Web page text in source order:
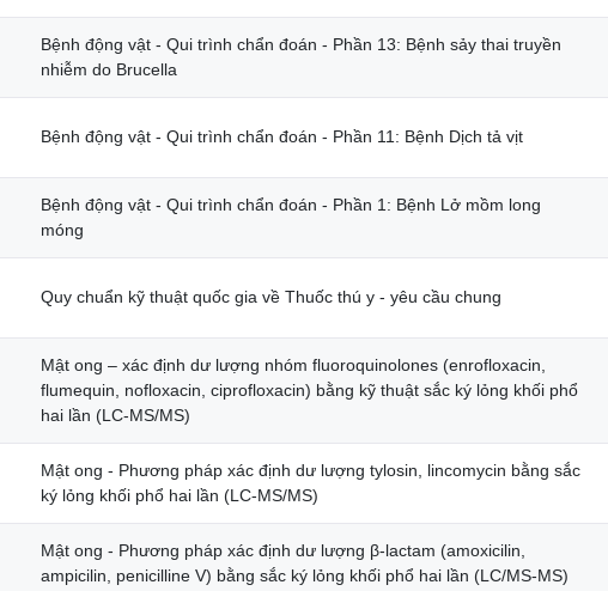
Bệnh động vật - Qui trình chẩn đoán - Phần 13: Bệnh sảy thai truyền
nhiễm do Brucella
Bệnh động vật - Qui trình chẩn đoán - Phần 11: Bệnh Dịch tả vịt
Bệnh động vật - Qui trình chẩn đoán - Phần 1: Bệnh Lở mồm long
móng
Quy chuẩn kỹ thuật quốc gia về Thuốc thú y - yêu cầu chung
Mật ong – xác định dư lượng nhóm fluoroquinolones (enrofloxacin,
flumequin, nofloxacin, ciprofloxacin) bằng kỹ thuật sắc ký lỏng khối phổ
hai lần (LC-MS/MS)
Mật ong - Phương pháp xác định dư lượng tylosin, lincomycin bằng sắc
ký lỏng khối phổ hai lần (LC-MS/MS)
Mật ong - Phương pháp xác định dư lượng β-lactam (amoxicilin,
ampicilin, penicilline V) bằng sắc ký lỏng khối phổ hai lần (LC/MS-MS)